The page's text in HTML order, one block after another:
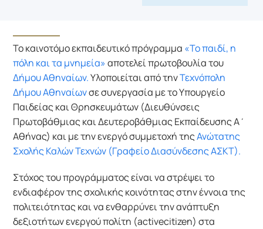
Το καινοτόμο εκπαιδευτικό πρόγραμμα «Το παιδί, η
πόλη και τα μνημεία» αποτελεί πρωτοβουλία του
Δήμου Αθηναίων. Υλοποιείται από την Τεχνόπολη
Δήμου Αθηναίων σε συνεργασία με το Υπουργείο
Παιδείας και Θρησκευμάτων (Διευθύνσεις
Πρωτοβάθμιας και Δευτεροβάθμιας Εκπαίδευσης Α΄
Αθήνας) και με την ενεργό συμμετοχή της Ανώτατης
Σχολής Καλών Τεχνών (Γραφείο Διασύνδεσης ΑΣΚΤ).
Στόχος του προγράμματος είναι να στρέψει το
ενδιαφέρον της σχολικής κοινότητας στην έννοια της
πολιτειότητας και να ενθαρρύνει την ανάπτυξη
δεξιοτήτων ενεργού πολίτη (activecitizen) στα